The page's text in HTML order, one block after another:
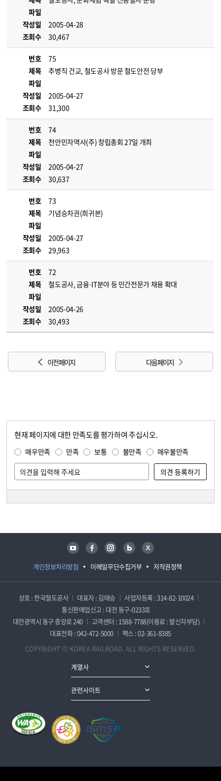
파일
작성일
2005-04-28
조회수
30,467
번호
75
제목
추병직 건교, 철도공사 방문 철도안전 당부
파일
작성일
2005-04-27
조회수
31,300
번호
74
제목
천안민자역사(주) 창립총회 27일 개최
파일
작성일
2005-04-27
조회수
30,637
번호
73
제목
기념승차권(희귀본)
파일
작성일
2005-04-27
조회수
29,963
번호
72
제목
철도공사, 금융·IT분야 등 민간전문가 채용 확대
파일
작성일
2005-04-26
조회수
30,493
이전 페이지 다음 페이지
현재 페이지에 대한 만족도를 평가하여 주십시오.
매우만족 만족 보통 불만족 매우불만족
개인정보처리방침 이메일무단수집거부 저작권정책
유튜브 페이스북 인스타그램 블로그 트위터
상호 : 한국철도공사 대표자 : 김태승
사업자등록 : 314-82-10024
통신판매업신고 : 대전 동구-0233호
대전광역시 동구 중앙로 240
고객센터 : 1588-7788(이용료 : 발신자부담)
대표전화 : 042-472-5000
팩스 : 02-361-8385
COPYRIGHT ⓒ KOREA RAILROAD. ALL RIGHTS RESERVED.
계열사
관련사이트